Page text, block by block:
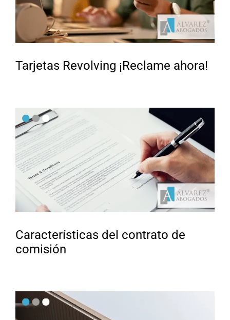
Tarjetas Revolving ¡Reclame ahora!
Características del contrato de
comisión